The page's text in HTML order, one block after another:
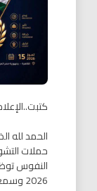
الحمد لله
حملات
النفوس
2026 وسمعتها ومكانتها.